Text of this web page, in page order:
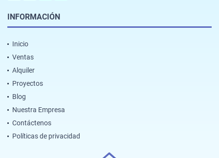
INFORMACIÓN
Inicio
Ventas
Alquiler
Proyectos
Blog
Nuestra Empresa
Contáctenos
Políticas de privacidad